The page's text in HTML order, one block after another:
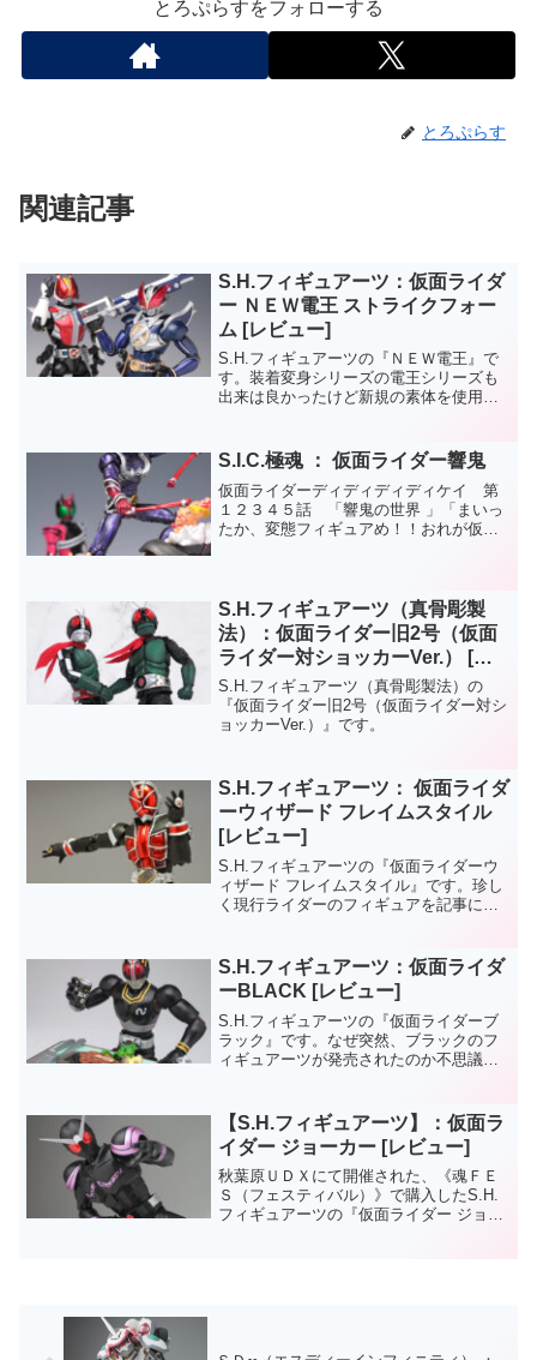
とろぷらすをフォローする
とろぷらす
関連記事
S.H.フィギュアーツ：仮面ライダ
ー ＮＥＷ電王 ストライクフォー
ム [レビュー]
S.H.フィギュアーツの『ＮＥＷ電王』で
す。装着変身シリーズの電王シリーズも
出来は良かったけど新規の素体を使用し
していて更に出来が良いですよ。電王も
S.H.フィギュアー...
S.I.C.極魂 ： 仮面ライダー響鬼
仮面ライダーディディディディケイ 第
１２３４５話 「響鬼の世界 」「まいっ
たか、変態フィギュアめ！！おれが仮面
S.H.フィギュアーツ（真骨彫製
法）：仮面ライダー旧2号（仮面
ライダー対ショッカーVer.） [レ
ビュー]
S.H.フィギュアーツ（真骨彫製法）の
『仮面ライダー旧2号（仮面ライダー対シ
ョッカーVer.）』です。
S.H.フィギュアーツ： 仮面ライダ
ーウィザード フレイムスタイル
[レビュー]
S.H.フィギュアーツの『仮面ライダーウ
ィザード フレイムスタイル』です。珍し
く現行ライダーのフィギュアを記事にし
ろもあると思いますが・・・。
S.H.フィギュアーツ：仮面ライダ
ーBLACK [レビュー]
S.H.フィギュアーツの『仮面ライダーブ
ラック』です。なぜ突然、ブラックのフ
ィギュアーツが発売されたのか不思議に
は好きですねー。
【S.H.フィギュアーツ】：仮面ラ
イダー ジョーカー [レビュー]
秋葉原ＵＤＸにて開催された、《魂ＦＥ
Ｓ（フェスティバル）》で購入したS.H.
フィギュアーツの『仮面ライダー ジョー